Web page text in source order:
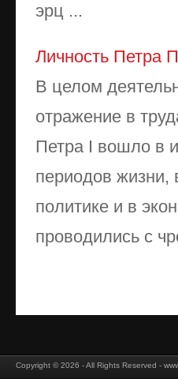
эрц ...
Личность Петра
В целом
отражение в
Петра I вошло в
периодов жизни,
политике и в
проводились с
Copyright © 2026 - All Rights Reserved -